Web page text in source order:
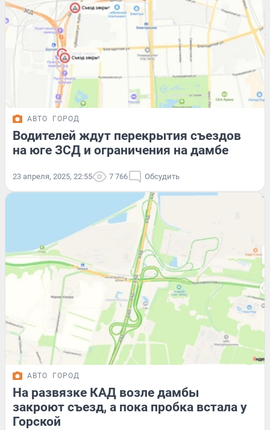
АВТО ГОРОД
Водителей ждут перекрытия съездов
на юге ЗСД и ограничения на дамбе
23 апреля, 2025, 22:55 7 766 Обсудить
АВТО ГОРОД
На развязке КАД возле дамбы
закроют съезд, а пока пробка встала у
Горской